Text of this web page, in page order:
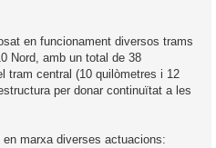
en funcionament diversos trams
Nord, amb un total de 38
tram central (10 quilòmetres i 12
per donar continuïtat a les
marxa diverses actuacions: